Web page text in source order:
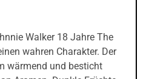
Walker 18 Jahre The
wahren Charakter. Der
wärmend und besticht